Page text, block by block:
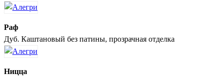
Раф
Дуб. Каштановый без патины, прозрачная отделка
Ницца